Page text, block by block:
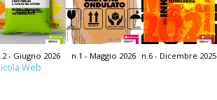
- Giugno 2026 n.1 - Maggio 2026 n.6 - Dicembre 2025
Web